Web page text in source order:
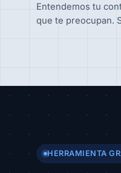
Entendemos tu
que te preocupan.
HERRAMIENTA